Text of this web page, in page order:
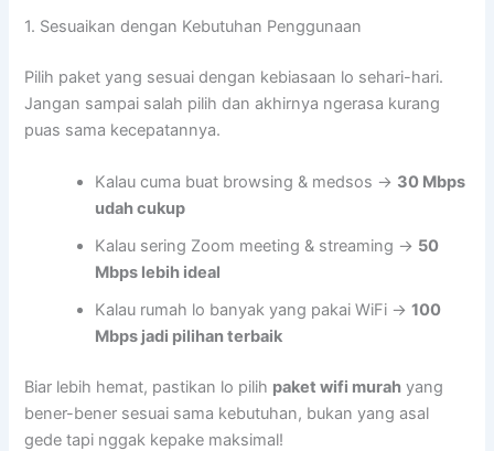
1. Sesuaikan dengan Kebutuhan Penggunaan
Pilih paket yang sesuai dengan kebiasaan lo sehari-hari.
Jangan sampai salah pilih dan akhirnya ngerasa kurang
puas sama kecepatannya.
Kalau cuma buat browsing & medsos → 30 Mbps
udah cukup
Kalau sering Zoom meeting & streaming → 50
Mbps lebih ideal
Kalau rumah lo banyak yang pakai WiFi →100
Mbps jadi pilihan terbaik
Biar lebih hemat, pastikan lo pilih paket wifi murah yang
bener-bener sesuai sama kebutuhan, bukan yang asal
gede tapi nggak kepake maksimal!